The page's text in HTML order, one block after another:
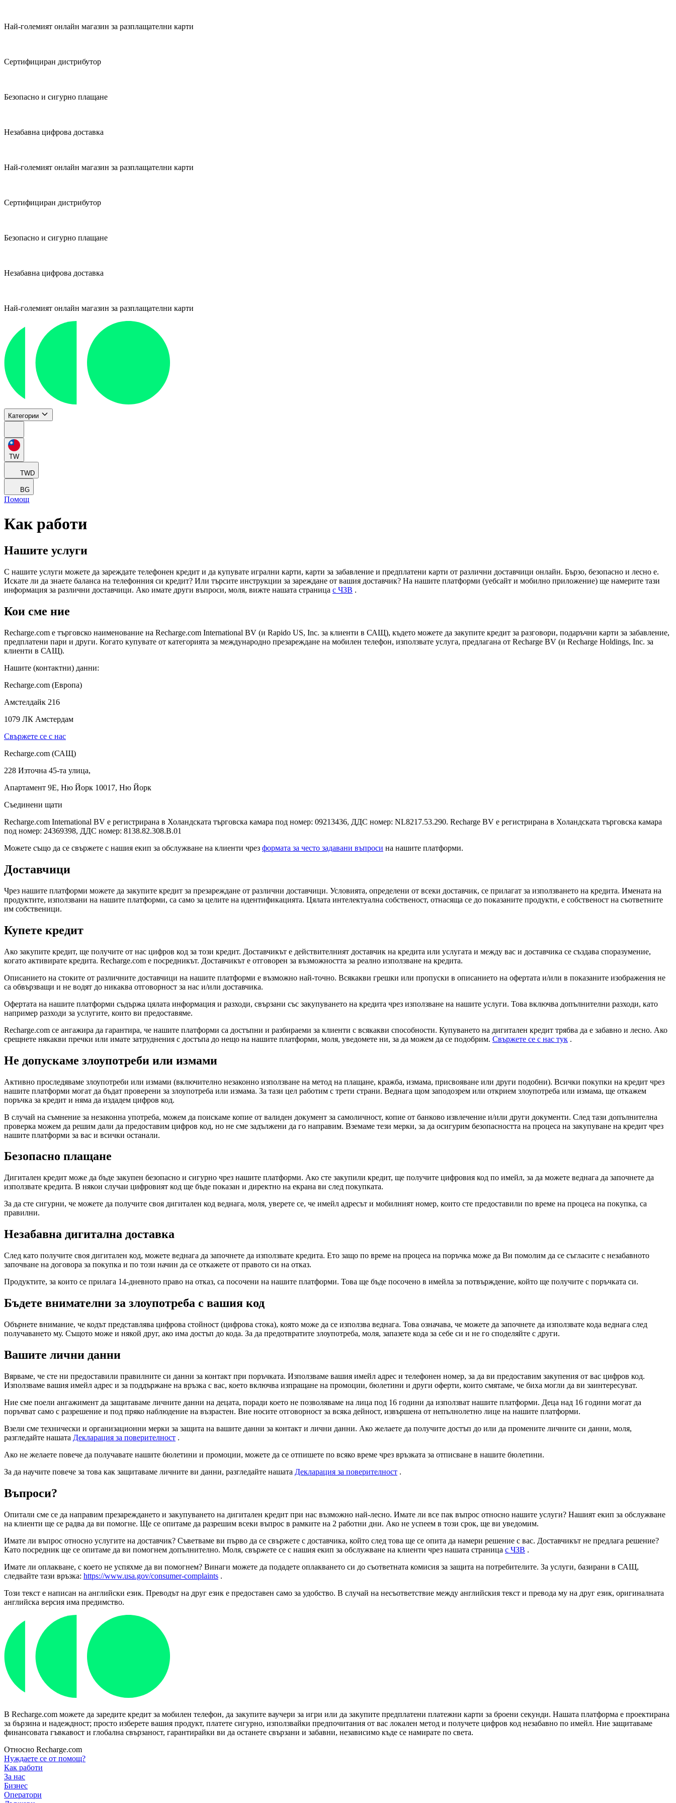
Най-големият онлайн магазин за разплащателни карти
Сертифициран дистрибутор
Безопасно и сигурно плащане
Незабавна цифрова доставка
Най-големият онлайн магазин за разплащателни карти
Сертифициран дистрибутор
Безопасно и сигурно плащане
Незабавна цифрова доставка
Най-големият онлайн магазин за разплащателни карти
Категории
TW
TWD
BG
Помощ
Как работи
Нашите услуги
С нашите услуги можете да зареждате телефонен кредит и да купувате игрални карти, карти за забавление и предплатени карти от различни доставчици онлайн. Бързо, безопасно и лесно е.
Искате ли да знаете баланса на телефонния си кредит? Или търсите инструкции за зареждане от вашия доставчик? На нашите платформи (уебсайт и мобилно приложение) ще намерите тази
информация за различни доставчици. Ако имате други въпроси, моля, вижте нашата страница с ЧЗВ .
Кои сме ние
Recharge.com е търговско наименование на Recharge.com International BV (и Rapido US, Inc. за клиенти в САЩ), където можете да закупите кредит за разговори, подаръчни карти за забавление,
предплатени пари и други. Когато купувате от категорията за международно презареждане на мобилен телефон, използвате услуга, предлагана от Recharge BV (и Recharge Holdings, Inc. за
клиенти в САЩ).
Нашите (контактни) данни:
Recharge.com (Европа)
Амстелдайк 216
1079 ЛК Амстердам
Свържете се с нас
Recharge.com (САЩ)
228 Източна 45-та улица,
Апартамент 9E, Ню Йорк 10017, Ню Йорк
Съединени щати
Recharge.com International BV е регистрирана в Холандската търговска камара под номер: 09213436, ДДС номер: NL8217.53.290. Recharge BV е регистрирана в Холандската търговска камара
под номер: 24369398, ДДС номер: 8138.82.308.B.01
Можете също да се свържете с нашия екип за обслужване на клиенти чрез формата за често задавани въпроси на нашите платформи.
Доставчици
Чрез нашите платформи можете да закупите кредит за презареждане от различни доставчици. Условията, определени от всеки доставчик, се прилагат за използването на кредита. Имената на
продуктите, използвани на нашите платформи, са само за целите на идентификацията. Цялата интелектуална собственост, отнасяща се до показаните продукти, е собственост на съответните
им собственици.
Купете кредит
Ако закупите кредит, ще получите от нас цифров код за този кредит. Доставчикът е действителният доставчик на кредита или услугата и между вас и доставчика се създава споразумение,
когато активирате кредита. Recharge.com е посредникът. Доставчикът е отговорен за възможността за реално използване на кредита.
Описанието на стоките от различните доставчици на нашите платформи е възможно най-точно. Всякакви грешки или пропуски в описанието на офертата и/или в показаните изображения не
са обвързващи и не водят до никаква отговорност за нас и/или доставчика.
Офертата на нашите платформи съдържа цялата информация и разходи, свързани със закупуването на кредита чрез използване на нашите услуги. Това включва допълнителни разходи, като
например разходи за услугите, които ви предоставяме.
Recharge.com се ангажира да гарантира, че нашите платформи са достъпни и разбираеми за клиенти с всякакви способности. Купуването на дигитален кредит трябва да е забавно и лесно. Ако
срещнете някакви пречки или имате затруднения с достъпа до нещо на нашите платформи, моля, уведомете ни, за да можем да се подобрим. Свържете се с нас тук .
Не допускаме злоупотреби или измами
Активно проследяваме злоупотреби или измами (включително незаконно използване на метод на плащане, кражба, измама, присвояване или други подобни). Всички покупки на кредит чрез
нашите платформи могат да бъдат проверени за злоупотреба или измама. За тази цел работим с трети страни. Веднага щом заподозрем или открием злоупотреба или измама, ще откажем
поръчка за кредит и няма да издадем цифров код.
В случай на съмнение за незаконна употреба, можем да поискаме копие от валиден документ за самоличност, копие от банково извлечение и/или други документи. След тази допълнителна
проверка можем да решим дали да предоставим цифров код, но не сме задължени да го направим. Вземаме тези мерки, за да осигурим безопасността на процеса на закупуване на кредит чрез
нашите платформи за вас и всички останали.
Безопасно плащане
Дигитален кредит може да бъде закупен безопасно и сигурно чрез нашите платформи. Ако сте закупили кредит, ще получите цифровия код по имейл, за да можете веднага да започнете да
използвате кредита. В някои случаи цифровият код ще бъде показан и директно на екрана ви след покупката.
За да сте сигурни, че можете да получите своя дигитален код веднага, моля, уверете се, че имейл адресът и мобилният номер, които сте предоставили по време на процеса на покупка, са
правилни.
Незабавна дигитална доставка
След като получите своя дигитален код, можете веднага да започнете да използвате кредита. Ето защо по време на процеса на поръчка може да Ви помолим да се съгласите с незабавното
започване на договора за покупка и по този начин да се откажете от правото си на отказ.
Продуктите, за които се прилага 14-дневното право на отказ, са посочени на нашите платформи. Това ще бъде посочено в имейла за потвърждение, който ще получите с поръчката си.
Бъдете внимателни за злоупотреба с вашия код
Обърнете внимание, че кодът представлява цифрова стойност (цифрова стока), която може да се използва веднага. Това означава, че можете да започнете да използвате кода веднага след
получаването му. Същото може и някой друг, ако има достъп до кода. За да предотвратите злоупотреба, моля, запазете кода за себе си и не го споделяйте с други.
Вашите лични данни
Вярваме, че сте ни предоставили правилните си данни за контакт при поръчката. Използваме вашия имейл адрес и телефонен номер, за да ви предоставим закупения от вас цифров код.
Използваме вашия имейл адрес и за поддържане на връзка с вас, което включва изпращане на промоции, бюлетини и други оферти, които смятаме, че биха могли да ви заинтересуват.
Ние сме поели ангажимент да защитаваме личните данни на децата, поради което не позволяваме на лица под 16 години да използват нашите платформи. Деца над 16 години могат да
поръчват само с разрешение и под пряко наблюдение на възрастен. Вие носите отговорност за всяка дейност, извършена от непълнолетно лице на нашите платформи.
Взели сме технически и организационни мерки за защита на вашите данни за контакт и лични данни. Ако желаете да получите достъп до или да промените личните си данни, моля,
разгледайте нашата Декларация за поверителност .
Ако не желаете повече да получавате нашите бюлетини и промоции, можете да се отпишете по всяко време чрез връзката за отписване в нашите бюлетини.
За да научите повече за това как защитаваме личните ви данни, разгледайте нашата Декларация за поверителност .
Въпроси?
Опитали сме се да направим презареждането и закупуването на дигитален кредит при нас възможно най-лесно. Имате ли все пак въпрос относно нашите услуги? Нашият екип за обслужване
на клиенти ще се радва да ви помогне. Ще се опитаме да разрешим всеки въпрос в рамките на 2 работни дни. Ако не успеем в този срок, ще ви уведомим.
Имате ли въпрос относно услугите на доставчик? Съветваме ви първо да се свържете с доставчика, който след това ще се опита да намери решение с вас. Доставчикът не предлага решение?
Като посредник ще се опитаме да ви помогнем допълнително. Моля, свържете се с нашия екип за обслужване на клиенти чрез нашата страница с ЧЗВ .
Имате ли оплакване, с което не успяхме да ви помогнем? Винаги можете да подадете оплакването си до съответната комисия за защита на потребителите. За услуги, базирани в САЩ,
следвайте тази връзка: https://www.usa.gov/consumer-complaints .
Този текст е написан на английски език. Преводът на друг език е предоставен само за удобство. В случай на несъответствие между английския текст и превода му на друг език, оригиналната
английска версия има предимство.
В Recharge.com можете да заредите кредит за мобилен телефон, да закупите ваучери за игри или да закупите предплатени платежни карти за броени секунди. Нашата платформа е проектирана
за бързина и надеждност; просто изберете вашия продукт, платете сигурно, използвайки предпочитания от вас локален метод и получете цифров код незабавно по имейл. Ние защитаваме
финансовата гъвкавост и глобална свързаност, гарантирайки ви да останете свързани и забавни, независимо къде се намирате по света.
Относно Recharge.com
Нуждаете се от помощ?
Как работи
За нас
Бизнес
Оператори